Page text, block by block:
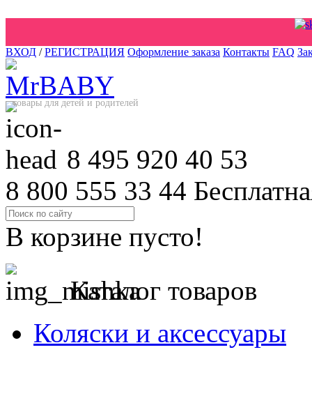
ВХОД /РЕГИСТРАЦИЯ Оформление заказа Контакты FAQ
товары для детей и родителей
8 495 920 40 53
8 800 555 33 44
В корзине пусто!
Каталог товаров
Коляски и аксессуары